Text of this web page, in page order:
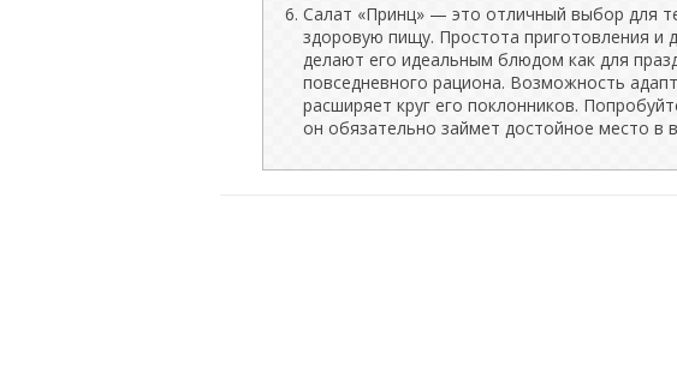
Салат «Принц» — это отличный выбор для
здоровую пищу. Простота приготовления и
делают его идеальным блюдом как для
повседневного рациона. Возможность
расширяет круг его поклонников.
он обязательно займет достойное место в